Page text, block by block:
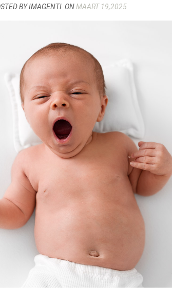
BY IMAGENTI ONMAART 19,2025